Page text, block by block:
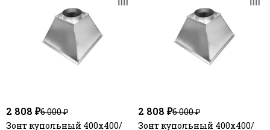
2 808 ₽6 000 ₽
Зонт купольный 400х400/
2 808 ₽6 000 ₽
Зонт купольный 400х400/